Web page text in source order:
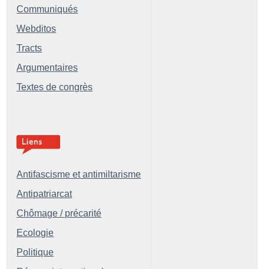
Communiqués
Webditos
Tracts
Argumentaires
Textes de congrès
Antifascisme et antimiltarisme
Antipatriarcat
Chômage / précarité
Ecologie
Politique